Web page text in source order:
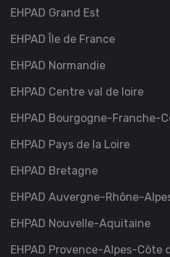
EHPAD Grand Est
EHPAD Île de France
EHPAD Normandie
EHPAD Centre val de loire
EHPAD Bourgogne-Franche-
EHPAD Pays de la Loire
EHPAD Bretagne
EHPAD Auvergne-Rhône-
EHPAD Nouvelle-Aquitaine
EHPAD Provence-Alpes-Côte